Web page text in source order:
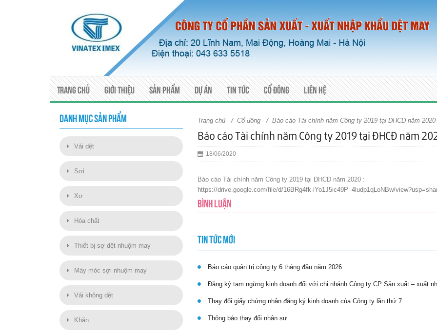
Trang chủ Giới thiệu Sản phẩm Dự án Tin tức Cổ đông Liên hệ
DANH MỤC SẢN PHẨM
Vải dệt
Sợi
Xơ
Hóa chất
Thiết bị sợ dệt nhuộm may
Máy móc sợi nhuộm may
Vải không dệt
Khăn
Trang chủ/ Cổ đông / Báo cáo Tài chính năm Công ty 2019 tại ĐHCĐ năm 2020
Báo cáo Tài chính năm Công ty 2019 tại ĐHCĐ năm
18/06/2020
Báo cáo Tài chính năm Công ty 2019 tại ĐHCĐ năm 2020 :
https://drive.google.com/file/d/16BRg4fk-iYo1J5ic49P_4ludp1qLoNBw/
BÌNH LUẬN
TIN TỨC MỚI
Báo cáo quản trị công ty 6 tháng đầu năm 2026
Đăng ký tạm ngừng kinh doanh đối với chi nhánh Công ty CP Sản xuất – xuất
Thay đổi giấy chứng nhận đăng ký kinh doanh của Công ty lần thứ 7
Thông báo thay đổi nhân sự